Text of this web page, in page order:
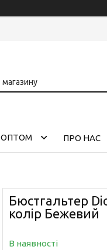
ОПТОМ ПРО НАС
Бюстгальтер
колір Бежевий
В наявності